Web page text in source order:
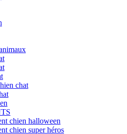
chat
chien halloween
chien super héros